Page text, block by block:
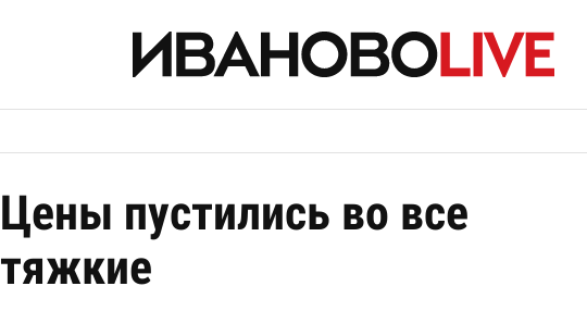
Цены пустились во все
тяжкие